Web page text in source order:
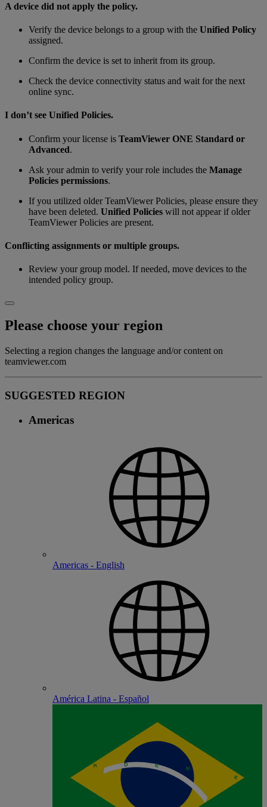
A device did not apply the policy.
Verify the device belongs to a group with the Unified Policy
assigned.
Confirm the device is set to inherit from its group.
Check the device connectivity status and wait for the next
online sync.
I don’t see Unified Policies.
Confirm your license is TeamViewer ONE Standard or
Advanced.
Ask your admin to verify your role includes the Manage
Policies permissions.
If you utilized older TeamViewer Policies, please ensure they
have been deleted. Unified Policies will not appear if older
TeamViewer Policies are present.
Conflicting assignments or multiple groups.
Review your group model. If needed, move devices to the
intended policy group.
Please choose your region
Selecting a region changes the language and/or content on
teamviewer.com
SUGGESTED REGION
Americas
Americas - English
América Latina - Español